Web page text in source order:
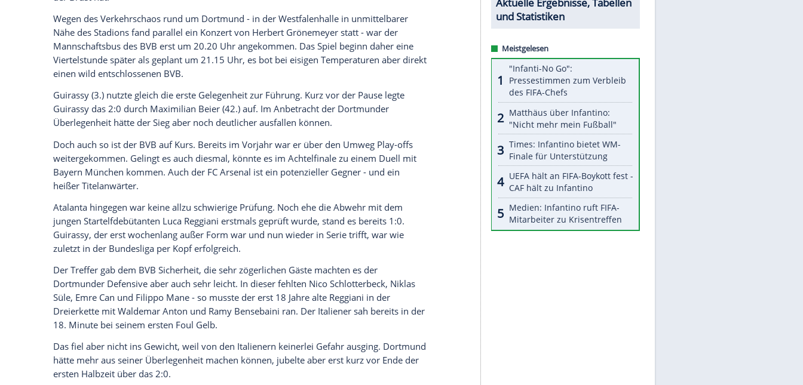
Empfohlener externer Inhalt:
Glomex GmbH
Wir benötigen Ihre Zustimmung, um den von unserer Redaktion eingebundenen Inhalt von Glomex GmbH
anzuzeigen. Sie können diesen mit einem Klick anzeigen lassen und auch wieder deaktivieren.
jetzt aktivieren
Ich bin damit einverstanden, dass mir externe Inhalte angezeigt werden. Damit können personenbezogene
Daten an Drittplattformen übermittelt werden.Mehr dazu in unseren Datenschutzhinweisen.
"Das dritte Tor wäre mir noch ganz lieb gewesen", sagte Kapitän Julian Brandt bei Prime
Video: "Ein 2:0 ist gut, aber immer noch gefährlich, wenn man noch ein Auswärtsspiel vor
der Brust hat."
Wegen des Verkehrschaos rund um Dortmund - in der Westfalenhalle in unmittelbarer
Nähe des Stadions fand parallel ein Konzert von Herbert Grönemeyer statt - war der
Mannschaftsbus des BVB erst um 20.20 Uhr angekommen. Das Spiel beginn daher eine
Viertelstunde später als geplant um 21.15 Uhr, es bot bei eisigen Temperaturen aber direkt
einen wild entschlossenen BVB.
Guirassy (3.) nutzte gleich die erste Gelegenheit zur Führung. Kurz vor der Pause legte
Guirassy das 2:0 durch Maximilian Beier (42.) auf. Im Anbetracht der Dortmunder
Überlegenheit hätte der Sieg aber noch deutlicher ausfallen können.
Doch auch so ist der BVB auf Kurs. Bereits im Vorjahr war er über den Umweg Play-offs
Aktuelle Ergebnisse, Tabellen
und Statistiken